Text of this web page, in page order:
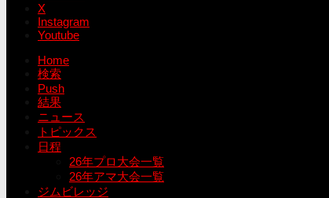
X
Instagram
Youtube
Home
検索
Push
結果
ニュース
トピックス
日程
26年プロ大会一覧
26年アマ大会一覧
ジムビレッジ